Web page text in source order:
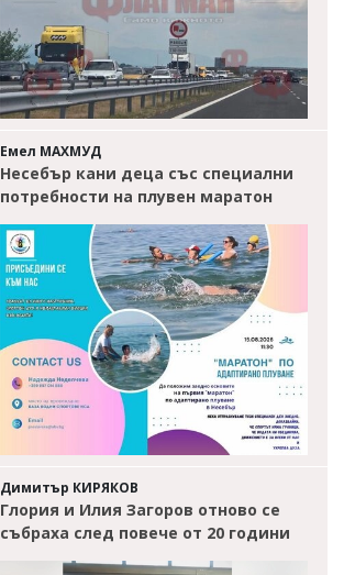
Емел МАХМУД
Несебър кани деца със специални
потребности на плувен маратон
Димитър КИРЯКОВ
Глория и Илия Загоров отново се
събраха след повече от 20 години